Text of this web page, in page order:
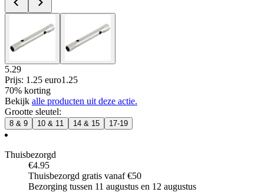
5.29
Prijs: 1.25 euro1 .25
70% korting
Bekijk alle producten uit deze actie.
Grootte sleutel:
8 & 9 10 & 11 14 & 15 17-19
Thuisbezorgd
€4.95
Thuisbezorgd gratis vanaf €50
Bezorging tussen 11 augustus en 12 augustus